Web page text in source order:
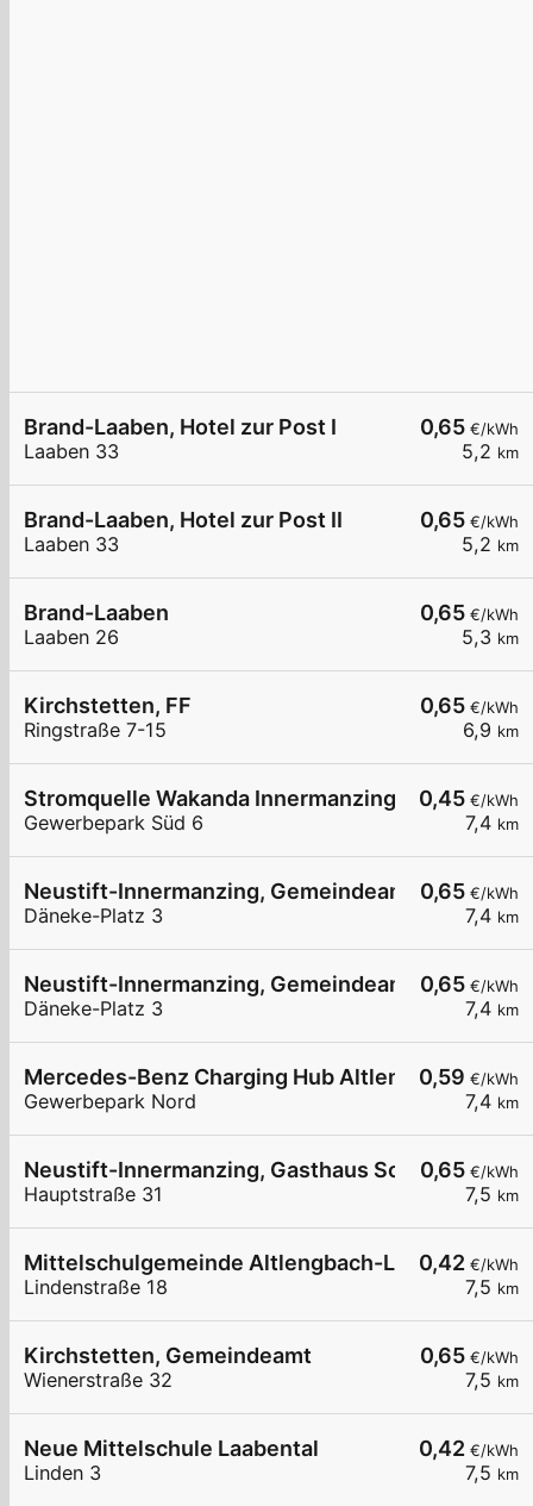
0,65 €/kWh
5,2 km
Brand-Laaben, Hotel zur Post I
Laaben 33
0,65 €/kWh
5,2 km
Brand-Laaben, Hotel zur Post II
Laaben 33
0,65 €/kWh
5,3 km
Brand-Laaben
Laaben 26
0,65 €/kWh
6,9 km
Kirchstetten, FF
Ringstraße 7-15
0,45 €/kWh
7,4 km
Stromquelle Wakanda Innermanzing
Gewerbepark Süd 6
0,65 €/kWh
7,4 km
Neustift-Innermanzing, Gemeindeamt
Däneke-Platz 3
0,65 €/kWh
7,4 km
Neustift-Innermanzing, Gemeindeamt
Däneke-Platz 3
0,59 €/kWh
7,4 km
Mercedes-Benz Charging Hub Altlengbach
Gewerbepark Nord
0,65 €/kWh
7,5 km
Neustift-Innermanzing, Gasthaus Schilling
Hauptstraße 31
0,42 €/kWh
7,5 km
Mittelschulgemeinde Altlengbach-Laabental
Lindenstraße 18
0,65 €/kWh
7,5 km
Kirchstetten, Gemeindeamt
Wienerstraße 32
0,42 €/kWh
7,5 km
Neue Mittelschule Laabental
Linden 3